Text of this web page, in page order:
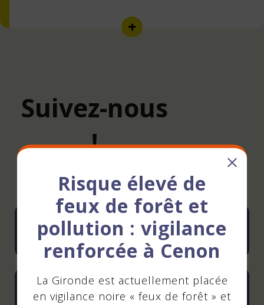
+
Suivez-nous
!
FacebookInstagram
YouTube
LinkedIn
Lettre d'information
Alerte SMS risques
Risque élevé de
feux de forêt et
pollution : vigilance
renforcée à Cenon
La Gironde est actuellement placée
en vigilance noire « feux de forêt » et